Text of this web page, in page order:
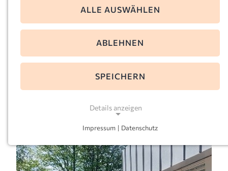
Dortmund-Schüren
44269 Dortmund
Telefon:
bonifatius-schueren@kkoerg.de
ALLE AUSWÄHLEN
ABLEHNEN
SPEICHERN
Details anzeigen
Notwendige Cookies ermöglichen grundlegende
Funktionen und sind für die einwandfreie Funktion
Impressum | Datenschutz